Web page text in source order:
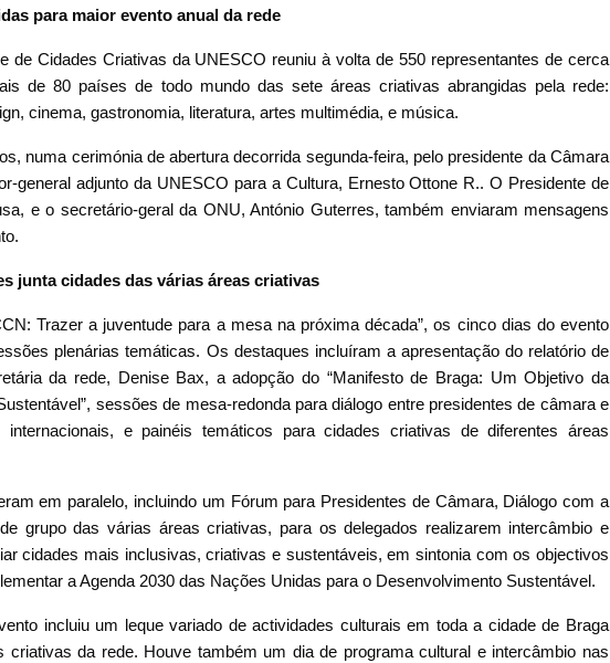
para maior evento anual da rede
de Cidades Criativas da UNESCO reuniu à volta de 550 representantes de cerca
de 80 países de todo mundo das sete áreas criativas abrangidas pela rede:
cinema, gastronomia, literatura, artes multimédia, e música.
numa cerimónia de abertura decorrida segunda-feira, pelo presidente da Câmara
general adjunto da UNESCO para a Cultura, Ernesto Ottone R.. O Presidente de
e o secretário-geral da ONU, António Guterres, também enviaram mensagens
junta cidades das várias áreas criativas
Trazer a juventude para a mesa na próxima década”, os cinco dias do evento
plenárias temáticas. Os destaques incluíram a apresentação do relatório de
da rede, Denise Bax, a adopção do “Manifesto de Braga: Um Objetivo da
sessões de mesa-redonda para diálogo entre presidentes de câmara e
internacionais, e painéis temáticos para cidades criativas de diferentes áreas
em paralelo, incluindo um Fórum para Presidentes de Câmara, Diálogo com a
grupo das várias áreas criativas, para os delegados realizarem intercâmbio e
cidades mais inclusivas, criativas e sustentáveis, em sintonia com os objectivos
a Agenda 2030 das Nações Unidas para o Desenvolvimento Sustentável.
incluiu um leque variado de actividades culturais em toda a cidade de Braga
criativas da rede. Houve também um dia de programa cultural e intercâmbio nas